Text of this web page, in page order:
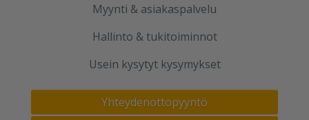
Myynti & asiakaspalvelu
Hallinto & tukitoiminnot
Usein kysytyt kysymykset
Yhteydenottopyyntö